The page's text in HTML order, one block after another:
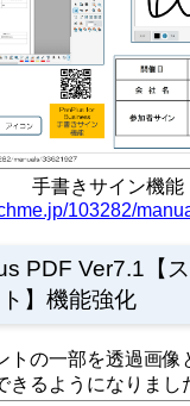
手書きサイン機能
103282/
PDF Ver7.1【
】機能強化
トの一部を透過画像
きるようになりまし